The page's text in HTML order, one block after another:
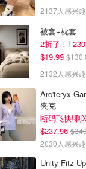
2137人感兴趣
被套+枕套
2折了！!
$19.99
2132人感兴趣
Arc'teryx
夹克
断码飞快!剩
$237.96
2030人感兴趣
Unity Fitz